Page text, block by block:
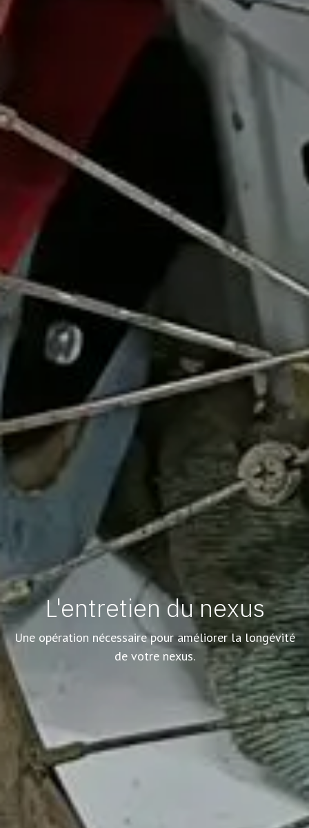
L'entretien du nexus
Une opération nécessaire pour améliorer la longévité
de votre nexus.